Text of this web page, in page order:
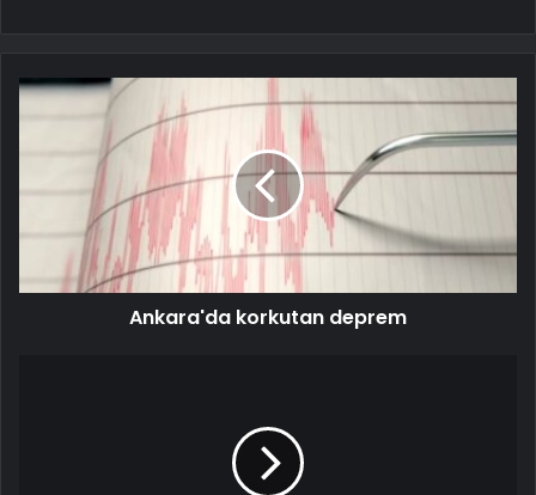
Ankara'da korkutan deprem